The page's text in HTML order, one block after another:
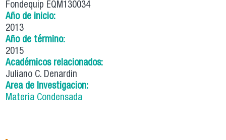
Fondequip EQM130034
Año de inicio:
2013
Año de término:
2015
Académicos relacionados:
Juliano C. Denardin
Area de Investigacion:
Materia Condensada